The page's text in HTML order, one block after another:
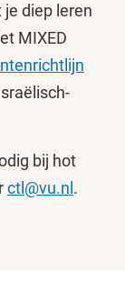
diep leren
MIXED
bij hot
ctl@vu.nl .